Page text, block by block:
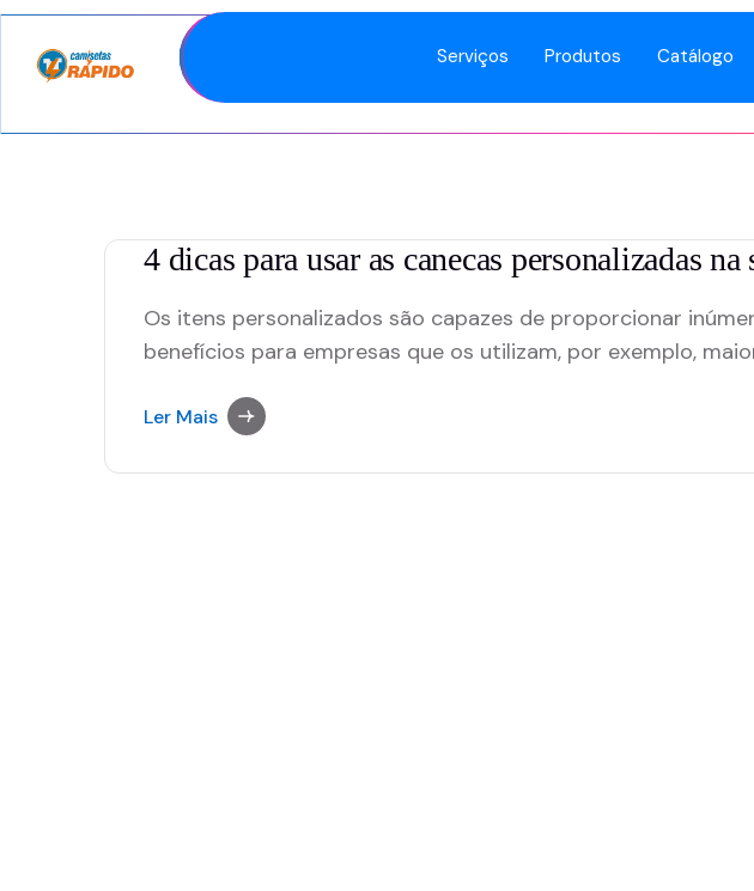
Serviços Produtos Catálogo
4 dicas para usar as canecas personalizadas na
Os itens personalizados são capazes de proporcionar
benefícios para empresas que os utilizam, por exemplo,
reconhecimento da marca. E, nesse sentido, são diversos os
Ler Mais